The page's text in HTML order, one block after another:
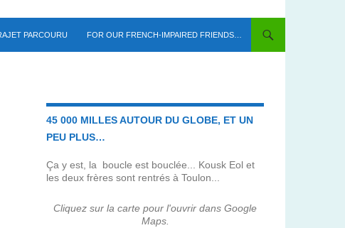
PARCOURU FOR OUR FRENCH-IMPAIRED FRIENDS…
45 000 MILLES AUTOUR DU GLOBE, ET UN
PEU PLUS…
Ça y est, la boucle est bouclée... Kousk Eol et
les deux frères sont rentrés à Toulon...
Cliquez sur la carte pour l'ouvrir dans Google
Maps.